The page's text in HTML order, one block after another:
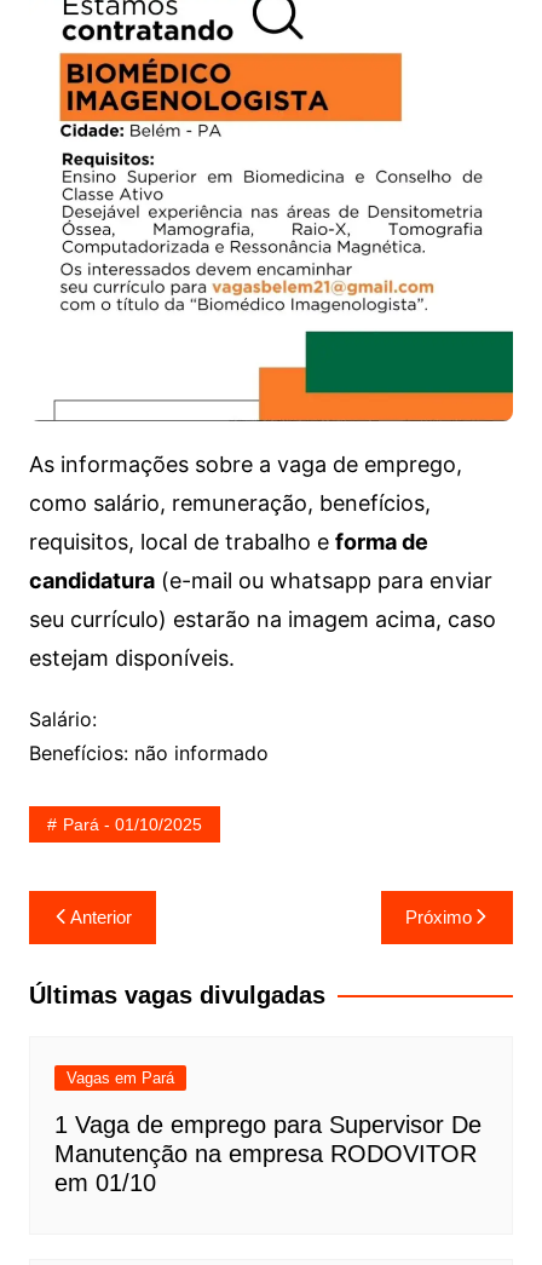
As informações sobre a vaga de emprego,
como salário, remuneração, benefícios,
requisitos, local de trabalho e forma de
candidatura(e-mail ou whatsapp para enviar
seu currículo) estarão na imagem acima, caso
estejam disponíveis.
Salário:
Benefícios: não informado
Pará - 01/10/2025
Navegação
de
Post
Anterior Próximo
Últimas vagas divulgadas
Vagas em Pará
1 Vaga de emprego para Supervisor De
Manutenção na empresa RODOVITOR
em 01/10